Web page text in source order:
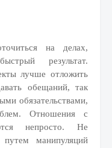
на делах,
результат.
лучше отложить
обещаний, так
обязательствами,
Отношения с
непросто. Не
манипуляций